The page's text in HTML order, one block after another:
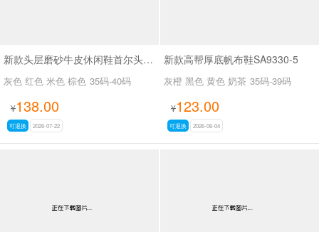
新款头层磨砂牛皮休闲鞋首尔头层牛皮拼色德训SA111
灰色 红色 米色 棕色 35码-40码
¥138.00
可退换 2026-07-22
新款高帮厚底帆布鞋SA9330-5
灰橙 黑色 黄色 奶茶 35码-39码
¥123.00
可退换 2026-06-04